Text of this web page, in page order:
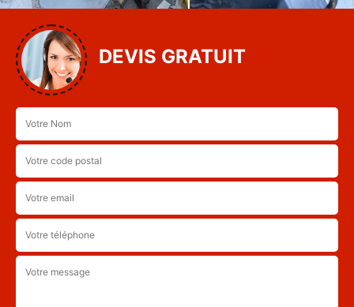
DEVIS GRATUIT